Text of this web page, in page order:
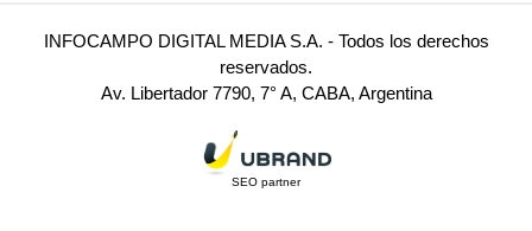
INFOCAMPO DIGITAL MEDIA S.A. - Todos los derechos
reservados.
Av. Libertador 7790, 7° A, CABA, Argentina
SEO partner